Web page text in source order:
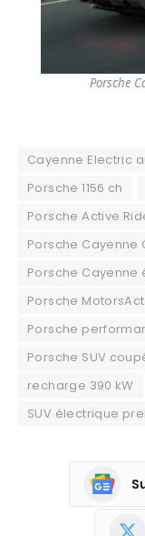
Porsche
Cayenne Electric
Porsche 1156 ch
Porsche Active
Porsche Cayenne
Porsche Cayenne
Porsche
Porsche
Porsche SUV
recharge 390 kW
SUV électrique